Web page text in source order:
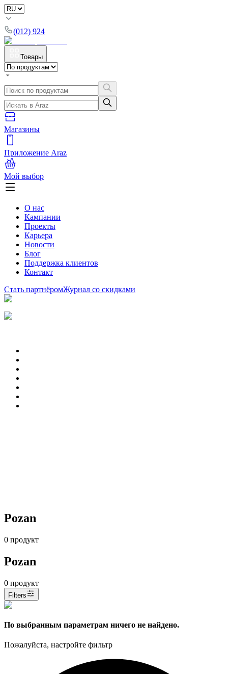
(012) 924
Товары
Магазины
Приложение Araz
Мой выбор
О нас
Кампании
Проекты
Карьера
Новости
Блог
Поддержка клиентов
Контакт
Стать партнёромЖурнал со скидками
Pozan
0 продукт
Pozan
0 продукт
Filters
По выбранным параметрам ничего не найдено.
Пожалуйста, настройте фильтр